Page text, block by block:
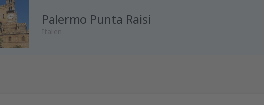
Palermo Punta Raisi
Italien